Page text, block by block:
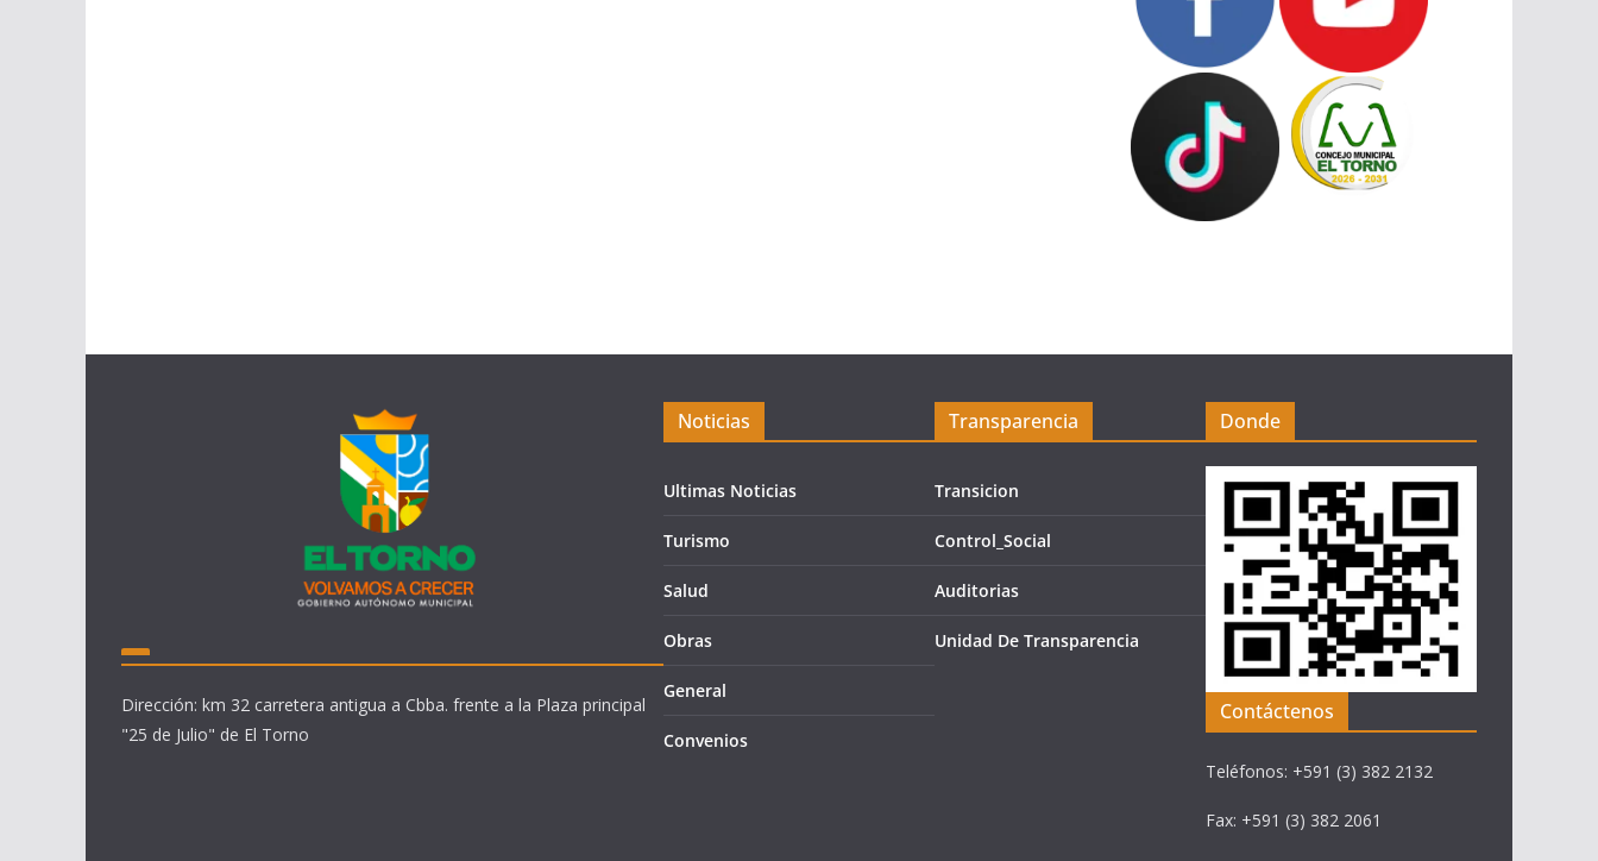
Dirección: km 32 carretera antigua a Cbba. frente a la Plaza principal
"25 de Julio" de El Torno
Noticias
Ultimas Noticias
Turismo
Salud
Obras
General
Convenios
Transparencia
Transicion
Control_Social
Auditorias
Unidad De Transparencia
Donde
Contáctenos
Teléfonos: +591 (3) 382 2132
Fax: +591 (3) 382 2061